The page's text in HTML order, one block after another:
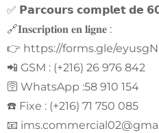
✅ 𝗣𝗮𝗿𝗰𝗼𝘂𝗿𝘀 𝗰𝗼𝗺𝗽𝗹𝗲𝘁 𝗱𝗲
🔗𝐈𝐧𝐬𝐜𝐫𝐢𝐩𝐭𝐢𝐨𝐧 𝐞𝐧 𝐥𝐢𝐠𝐧𝐞 :
👉 https://forms.gle/
📲 GSM : (+216) 26 976 842
🛜 WhatsApp :58 910 154
☎️ Fixe : (+216) 71 750 085
📧